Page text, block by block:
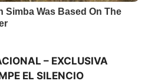
– EXCLUSIVA
EL SILENCIO